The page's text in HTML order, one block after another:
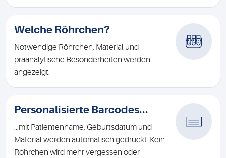
Welche Röhrchen?
Notwendige Röhrchen, Material und
präanalytische Besonderheiten werden
angezeigt.
Personalisierte Barcodes...
...mit Patientenname, Geburtsdatum und
Material werden automatisch gedruckt. Kein
Röhrchen wird mehr vergessen oder